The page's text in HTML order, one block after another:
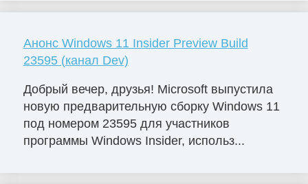
Анонс Windows 11 Insider Preview Build
23595 (канал Dev)
Добрый вечер, друзья! Microsoft выпустила
новую предварительную сборку Windows 11
под номером 23595 для участников
программы Windows Insider, использ...